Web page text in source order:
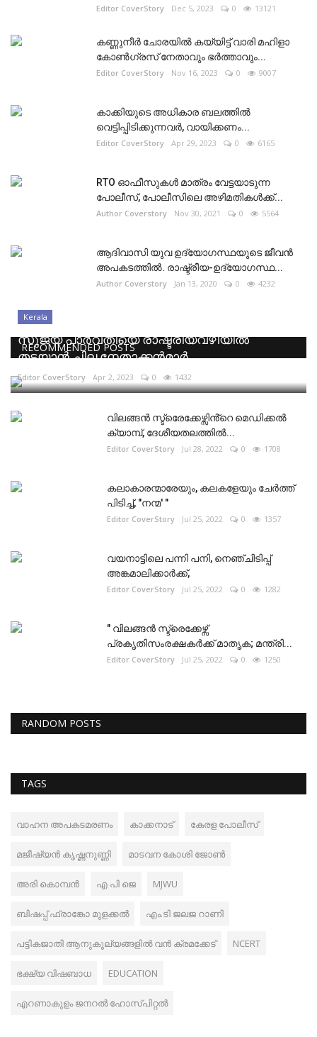
Editor CoverStory Dec 5, 2023 0 13121
കണ്ണുനീർ ചോരയിൽ കയ്യിട്ട് വാരി മഹിളാ
കോൺഗ്രസ് നേതാവും ഭർത്താവും...
Editor CoverStory Nov 16, 2023 0 9007
കാക്കിയുടെ അധികാര ബലത്തിൽ
വെട്ടിപ്പിടിക്കുന്നവർ, വായിക്കണം...
Editor CoverStory Apr 29, 2023 0 6165
RTO ഓഫീസുകൾ മാത്രം വേട്ടയാടുന്ന
പോലീസ്, പോലീസിലെ അഴിമതികൾക്ക്...
Author Coverstory Nov 30, 2021 0 5564
ആദിവാസി യുവ ഉദ്യോഗസ്ഥയുടെ ജീവൻ
അപകടത്തിൽ. രാഷ്ട്രീയ-ഉദ്യോഗസ്ഥ...
Author Coverstory Jan 13, 2020 0 4232
RECOMMENDED POSTS
Kerala
സുജയ പാർവതിയെ രാഷ്ട്രീയവഴിയിൽ
തടയാൻ ചില നേതാക്കൻമാർ
Editor CoverStory Apr 2, 2023 0 1432
വിലങ്ങൻ സ്ട്രെേക്കേഴ്സിൻ്റെ മെഡിക്കൽ
ക്യാമ്പ്, ദേശീയതലത്തിൽ...
Editor CoverStory Jul 28, 2022 0 1708
കലാകാരന്മാരേയും, കലകളേയും ചേർത്ത്
പിടിച്ച്, "നന്മ' "
Editor CoverStory Jul 25, 2022 0 1357
വയനാട്ടിലെ പന്നി പനി, നെഞ്ചിടിപ്പ്
അങ്കമാലിക്കാർക്ക്,
Editor CoverStory Jul 25, 2022 0 1282
" വിലങ്ങൻ സ്ട്രെക്കേഴ്സ്
പ്രകൃതിസംരക്ഷകർക്ക് മാതൃക; മന്ത്രി...
Editor CoverStory Jul 25, 2022 0 1250
RANDOM POSTS
TAGS
വാഹന അപകടമരണം കാക്കനാട് കേരള പോലീസ്
മജീഷ്യൻ കൃഷ്ണനുണ്ണി മാടവന കോശി ജോൺ
അരി കൊമ്പൻ എ പി ജെ MJWU
ബിഷപ്പ് ഫ്രാങ്കോ മുളക്കൽ എം.ടി ജലജ റാണി
പട്ടികജാതി ആനുകൂല്യങ്ങളില്‍ വന്‍ ക്രമക്കേട് NCERT
ഭക്ഷ്യ വിഷബാധ EDUCATION
എറണാകുളം ജനറൽ ഹോസ്പിറ്റൽ